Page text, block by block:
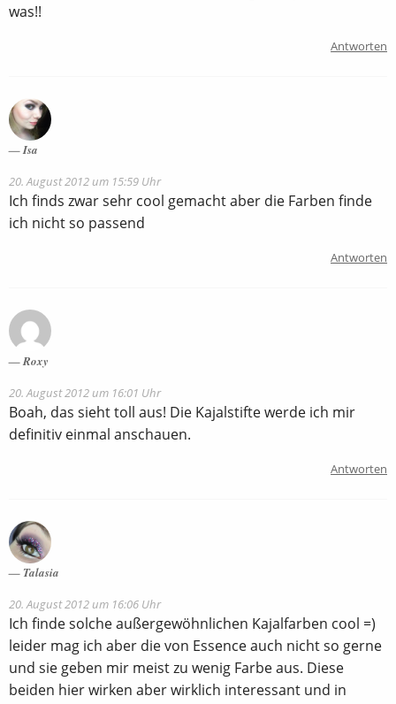
was!!
Antworten
Isa
20. August 2012 um 15:59 Uhr
Ich finds zwar sehr cool gemacht aber die Farben finde
ich nicht so passend
Antworten
Roxy
20. August 2012 um 16:01 Uhr
Boah, das sieht toll aus! Die Kajalstifte werde ich mir
definitiv einmal anschauen.
Antworten
Talasia
20. August 2012 um 16:06 Uhr
Ich finde solche außergewöhnlichen Kajalfarben cool =)
leider mag ich aber die von Essence auch nicht so gerne
und sie geben mir meist zu wenig Farbe aus. Diese
beiden hier wirken aber wirklich interessant und in